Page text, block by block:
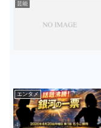
芸能
エンタメ